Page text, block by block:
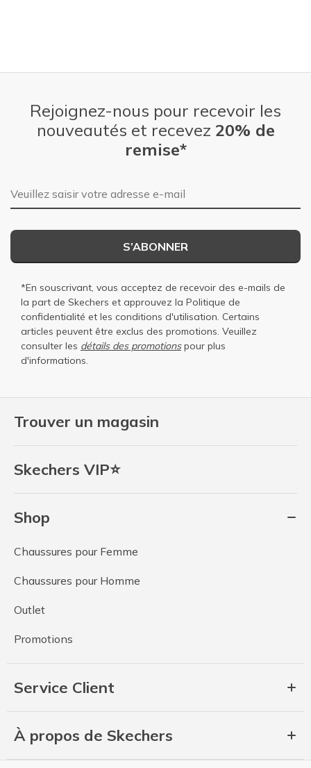
Trouver un magasin
Skechers VIP⭐
Shop
Chaussures pour Femme
Chaussures pour Homme
Outlet
Promotions
Service Client
À propos de Skechers
Rejoignez-nous pour recevoir les
nouveautés et recevez 20% de
remise*
Adresse e-mail
S’ABONNER
*En souscrivant, vous acceptez de recevoir des e-mails de
la part de Skechers et approuvez la Politique de
confidentialité et les conditions d'utilisation. Certains
articles peuvent être exclus des promotions. Veuillez
consulter les détails des promotionspour plus
d'informations.